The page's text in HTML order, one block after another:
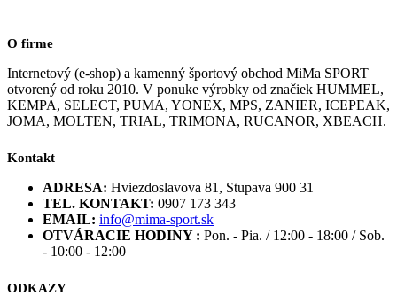
O firme
Internetový (e-shop) a kamenný športový obchod MiMa SPORT
otvorený od roku 2010. V ponuke výrobky od značiek HUMMEL,
KEMPA, SELECT, PUMA, YONEX, MPS, ZANIER, ICEPEAK,
JOMA, MOLTEN, TRIAL, TRIMONA, RUCANOR, XBEACH.
Kontakt
ADRESA: Hviezdoslavova 81, Stupava 900 31
TEL. KONTAKT: 0907 173 343
EMAIL: info@mima-sport.sk
OTVÁRACIE HODINY : Pon. - Pia. / 12:00 - 18:00 / Sob.
- 10:00 - 12:00
ODKAZY